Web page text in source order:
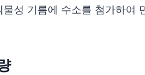
물성 기름에 수소를 첨가하여